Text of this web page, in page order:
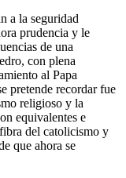
a la seguridad
prudencia y le
de una
con plena
al Papa
pretende recordar fue
religioso y la
equivalentes e
del catolicismo y
que ahora se